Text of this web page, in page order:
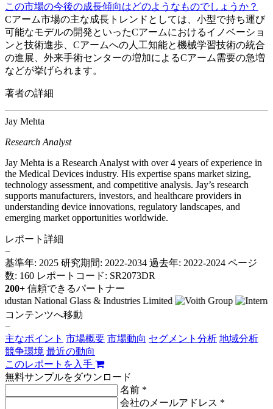
この市場の今後の成長傾向はどのようなものでしょうか？
Cアーム市場の主な成長トレンドとしては、小型で持ち運び
可能なモデルの開発といったCアームにおけるイノベーショ
ンと技術進歩、Cアームへの人工知能と機械学習技術の統合
の進展、外来手術センターの増加によるCアーム需要の急増
などが挙げられます。
著者の詳細
Jay Mehta
Research Analyst
Jay Mehta is a Research Analyst with over 4 years of experience in
the Medical Devices industry. His expertise spans market sizing,
technology assessment, and competitive analysis. Jay’s research
supports manufacturers, investors, and healthcare providers in
understanding device innovations, regulatory landscapes, and
emerging market opportunities worldwide.
レポート詳細
−
基準年: 2025 研究期間: 2022-2034 過去年: 2022-2024 ページ
数: 160 レポートコード: SR2073DR
200+ 信頼できるパートナー
コンテンツへ移動
−
主なポイント 市場概要 市場動向 セグメント分析 地域分析
競争環境 最近の動向
このレポートを入手
無料サンプルをダウンロード
名前 *
会社のメールアドレス *